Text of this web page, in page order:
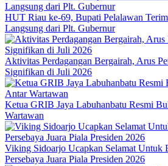
HUT Riau ke-69, Bupati Pelalawan
Langsung dari Plt. Gubernur
Aktivitas Perdagangan Bergairah, Arus
Signifikan di Juli 2026
Ketua GRIB Jaya Labuhanbatu Resmi
Wartawan
Viking Sidoarjo Ucapkan Selamat Untuk
Persebaya Juara Piala Presiden 2026